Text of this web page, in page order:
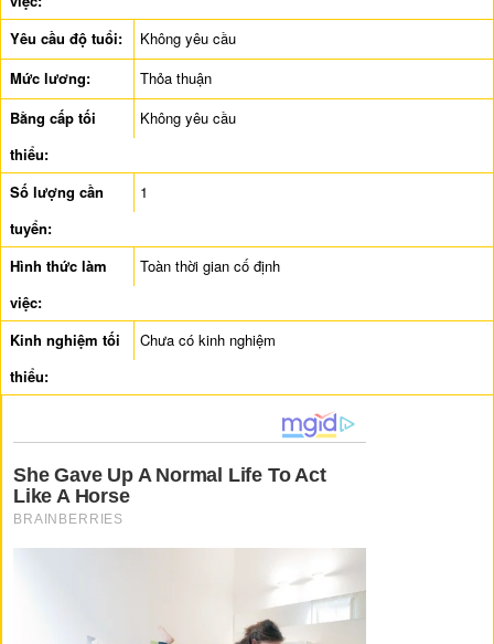
Yêu cầu độ tuổi:
Không yêu cầu
Mức lương:
Thỏa thuận
Bằng cấp tối
thiểu:
Không yêu cầu
Số lượng cần
tuyển:
1
Hình thức làm
việc:
Toàn thời gian cố định
Kinh nghiệm tối
thiểu:
Chưa có kinh nghiệm